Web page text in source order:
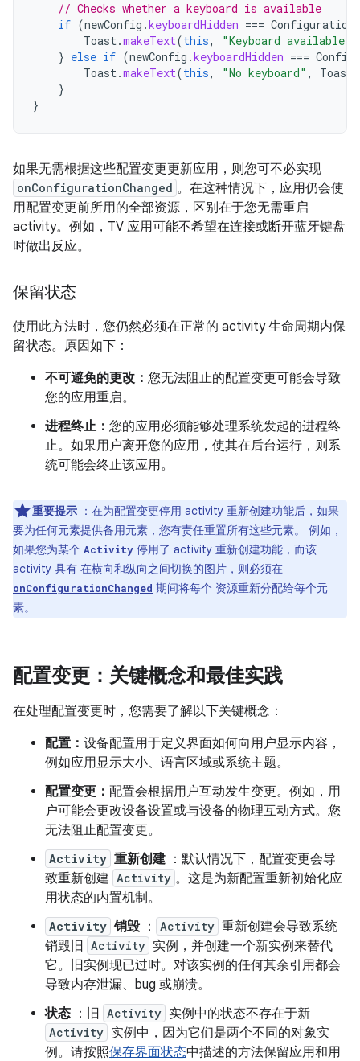
// Checks whether a keyboard is available
if (newConfig .keyboardHidden === Configuration
Toast.makeText(this, "Keyboard available"
} else if (newConfig .keyboardHidden ===
Toast.makeText(this, "No keyboard" , Toast
}
}
如果无需根据这些配置变更更新应用，则您可不必实现
onConfigurationChanged 。在这种情况下，应用仍会使
用配置变更前所用的全部资源，区别在于您无需重启
activity。例如，TV 应用可能不希望在连接或断开蓝牙键盘
时做出反应。
保留状态
使用此方法时，您仍然必须在正常的 activity 生命周期内保
留状态。原因如下：
不可避免的更改： 您无法阻止的配置变更可能会导致
您的应用重启。
进程终止： 您的应用必须能够处理系统发起的进程终
止。如果用户离开您的应用，使其在后台运行，则系
统可能会终止该应用。
重要提示 ：在为配置变更停用 activity 重新创建功能后，如果
要为任何元素提供备用元素，您有责任重置所有这些元素。 例如，
如果您为某个 Activity 停用了 activity 重新创建功能，而该
activity 具有 在横向和纵向之间切换的图片，则必须在
onConfigurationChanged 期间将每个 资源重新分配给每个元
素。
配置变更：关键概念和最佳实践
在处理配置变更时，您需要了解以下关键概念：
配置： 设备配置用于定义界面如何向用户显示内容，
例如应用显示大小、语言区域或系统主题。
配置变更： 配置会根据用户互动发生变更。例如，用
户可能会更改设备设置或与设备的物理互动方式。您
无法阻止配置变更。
Activity 重新创建 ：默认情况下，配置变更会导
致重新创建 Activity 。这是为新配置重新初始化应
用状态的内置机制。
Activity 销毁： Activity 重新创建会导致系统
销毁旧
Activity 实例，并创建一个新实例来替代
它。旧实例现已过时。对该实例的任何其余引用都会
导致内存泄漏、bug 或崩溃。
状态 ：旧 Activity 实例中的状态不存在于新
Activity 实例中，因为它们是两个不同的对象实
例。请按照保存界面状态中描述的方法保留应用和用